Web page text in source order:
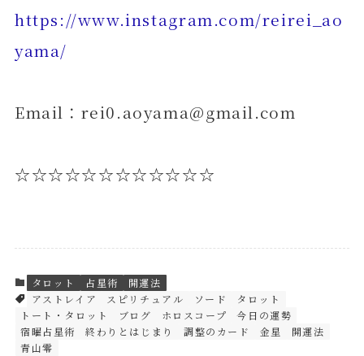
https://www.instagram.com/reirei_ao
yama/
Email：rei0.aoyama@gmail.com
☆☆☆☆☆☆☆☆☆☆☆☆
タロット 占星術
開運法
アストレイア
スピリチュアル ソード
タロット
トート・タロット
ブログ ホロスコープ
今日の運勢
宿曜占星術
終わりとはじまり 調整のカード 金星
開運法
青山零